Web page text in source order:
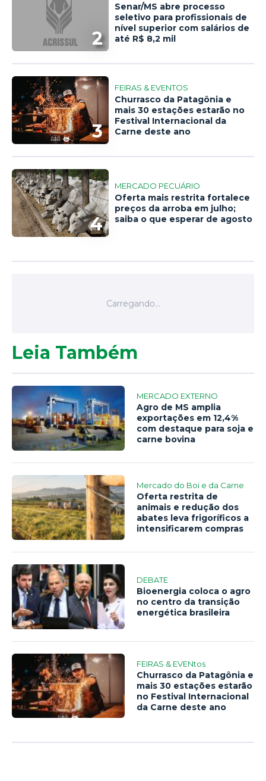
2
Senar/MS abre processo
seletivo para profissionais de
nível superior com salários de
até R$ 8,2 mil
3
FEIRAS & EVENTOS
Churrasco da Patagônia e
mais 30 estações estarão no
Festival Internacional da
Carne deste ano
4
MERCADO PECUÁRIO
Oferta mais restrita fortalece
preços da arroba em julho;
saiba o que esperar de agosto
Leia Também
MERCADO EXTERNO
Agro de MS amplia
exportações em 12,4%
com destaque para soja e
carne bovina
Mercado do Boi e da Carne
Oferta restrita de
animais e redução dos
abates leva frigoríficos a
intensificarem compras
DEBATE
Bioenergia coloca o agro
no centro da transição
energética brasileira
FEIRAS & EVENtos
Churrasco da Patagônia e
mais 30 estações estarão
no Festival Internacional
da Carne deste ano